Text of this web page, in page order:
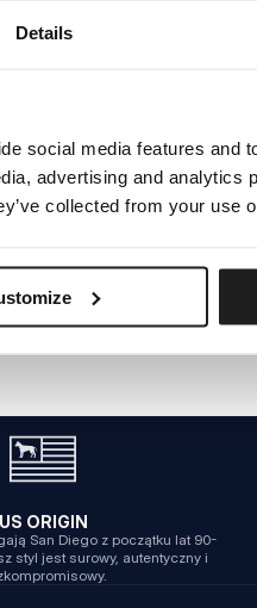
Details
social media features and
advertising and analytics
collected from your use
BŁĄD SERWERA
STRONĘ GŁÓWNĄ
US ORIGIN
San Diego z początku lat 90-
styl jest surowy, autentyczny i